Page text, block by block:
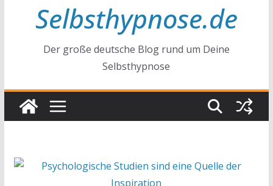
Selbsthypnose.de
Der große deutsche Blog rund um Deine
Selbsthypnose